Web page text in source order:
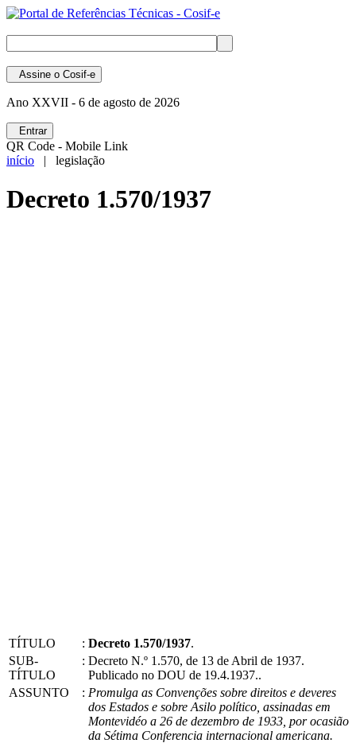
Assine o Cosif-e
Ano XXVII - 6 de agosto de 2026
Entrar
QR Code - Mobile Link
início | legislação
Decreto 1.570/1937
TÍTULO : Decreto 1.570/1937.
SUB-
TÍTULO
: Decreto N.º 1.570, de 13 de Abril de 1937.
Publicado no DOU de 19.4.1937..
ASSUNTO
: Promulga as Convenções sobre direitos e deveres
dos Estados e sobre Asilo político, assinadas em
Montevidéo a 26 de dezembro de 1933, por ocasião
da Sétima Conferencia internacional americana.